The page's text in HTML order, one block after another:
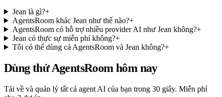
Jean là gì?+
AgentsRoom khác Jean như thế nào?+
AgentsRoom có hỗ trợ nhiều provider AI như Jean không?+
Jean có thực sự miễn phí không?+
Tôi có thể dùng cả AgentsRoom và Jean không?+
Dùng thử AgentsRoom hôm nay
Tải về và quản lý tất cả agent AI của bạn trong 30 giây. Miễn phí